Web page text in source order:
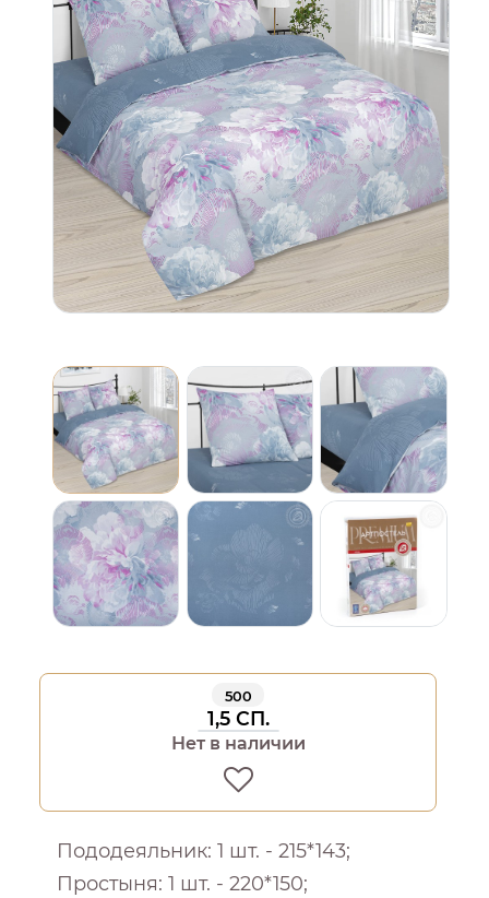
500
1,5 СП.
Нет в наличии
Пододеяльник: 1 шт. - 215*143;
Простыня: 1 шт. - 220*150;